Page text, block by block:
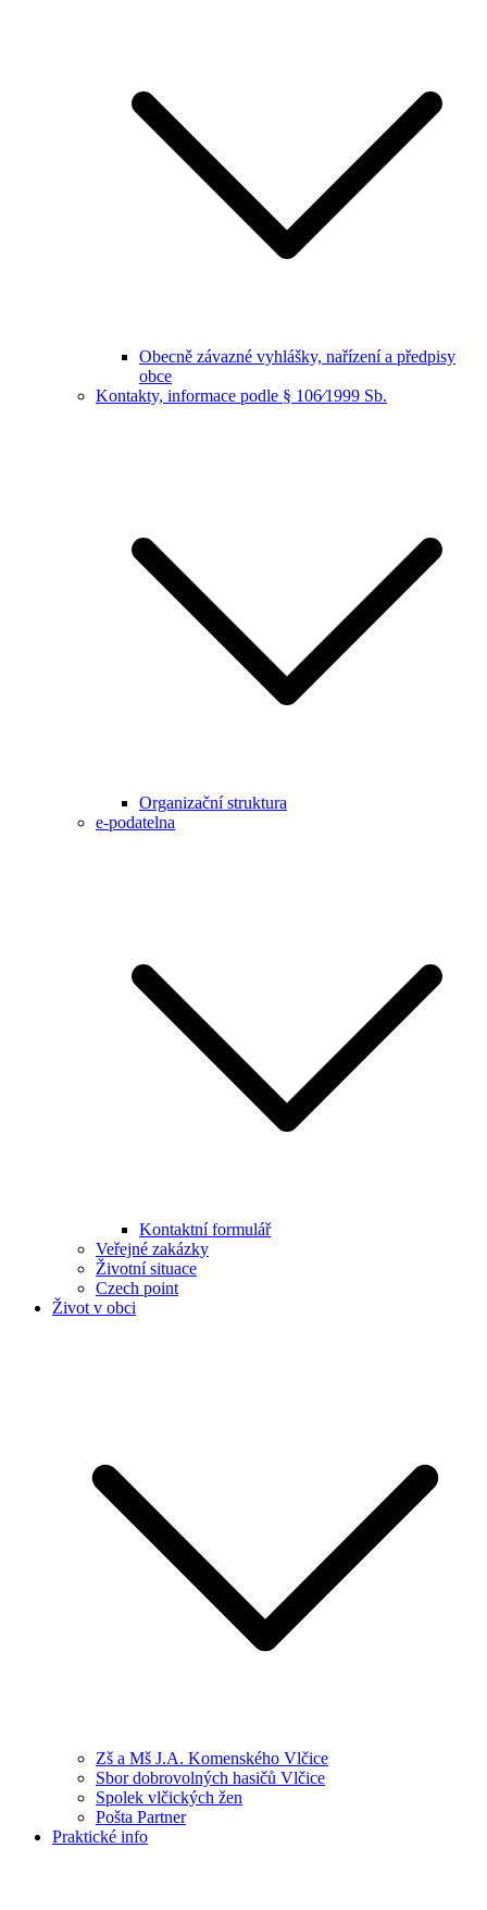
Obecně závazné vyhlášky, nařízení a předpisy
obce
Kontakty, informace podle § 106⁄1999 Sb.
Organizační struktura
e-podatelna
Kontaktní formulář
Veřejné zakázky
Životní situace
Czech point
Život v obci
Zš a Mš J.A. Komenského Vlčice
Sbor dobrovolných hasičů Vlčice
Spolek vlčických žen
Pošta Partner
Praktické info